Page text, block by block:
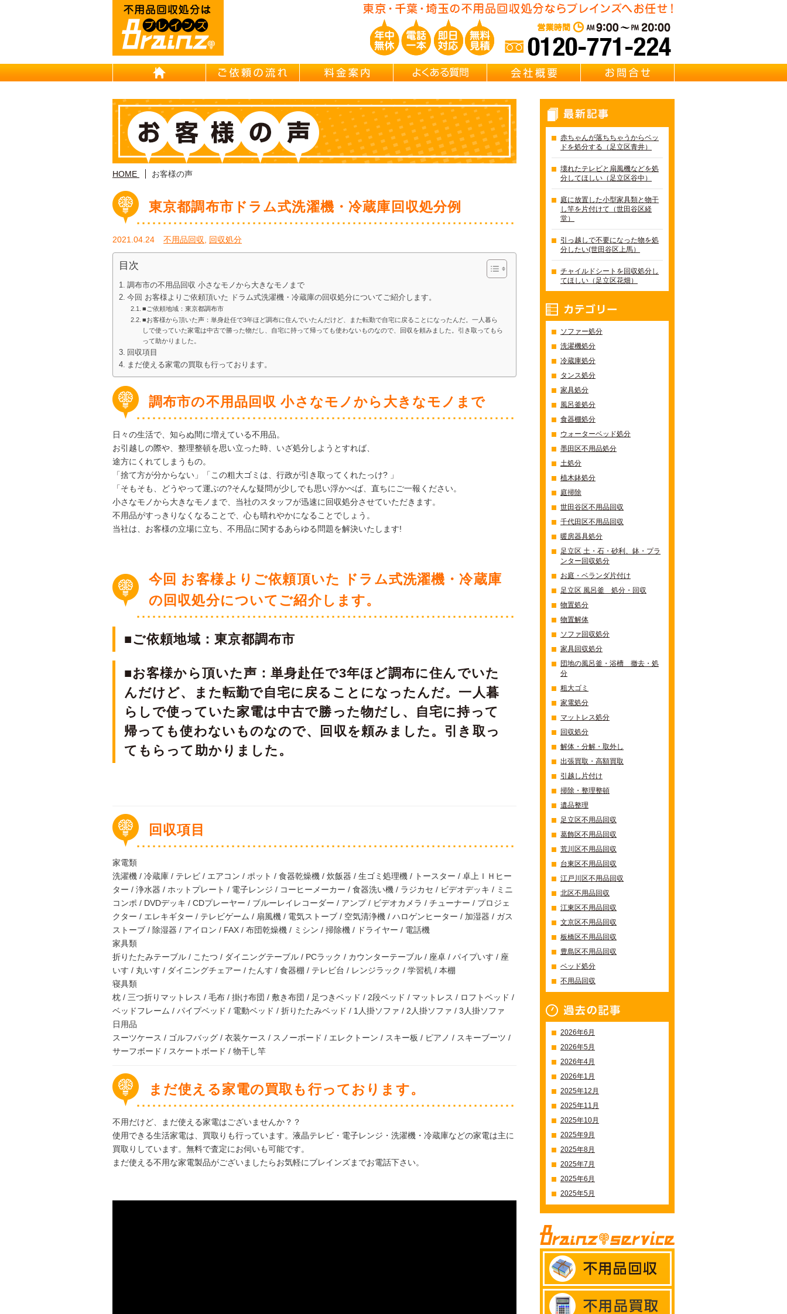
HOME ご依頼の流れ 料金案内 よくある質問 会社概要
HOME お客様の声
東京都調布市ドラム式洗濯機・冷蔵庫回収処分例
2021.04.24 不用品回収 回収処分
目次
調布市の不用品回収 小さなモノから大きなモノまで
今回 お客様よりご依頼頂いた ドラム式洗濯機・冷蔵庫の回収処分についてご紹介します。
■ご依頼地域：東京都調布市
■お客様から頂いた声：単身赴任で3年ほど調布に住んでいたんだけど、また転勤で自宅に戻ることになったんだ。一人暮ら
しで使っていた家電は中古で勝った物だし、自宅に持って帰っても使わないものなので、回収を頼みました。引き取ってもら
って助かりました。
回収項目
まだ使える家電の買取も行っております。
調布市の不用品回収 小さなモノから大きなモノまで
日々の生活で、知らぬ間に増えている不用品。
お引越しの際や、整理整頓を思い立った時、いざ処分しようとすれば、
途方にくれてしまうもの。
「捨て方が分からない」「この粗大ゴミは、行政が引き取ってくれたっけ? 」
「そもそも、どうやって運ぶの?そんな疑問が少しでも思い浮かべば、直ちにご一報ください。
小さなモノから大きなモノまで、当社のスタッフが迅速に回収処分させていただきます。
不用品がすっきりなくなることで、心も晴れやかになることでしょう。
当社は、お客様の立場に立ち、不用品に関するあらゆる問題を解決いたします!
今回 お客様よりご依頼頂いた ドラム式洗濯機・冷蔵庫
の回収処分についてご紹介します。
■ご依頼地域：東京都調布市
■お客様から頂いた声：単身赴任で3年ほど調布に住んでいた
んだけど、また転勤で自宅に戻ることになったんだ。一人暮
らしで使っていた家電は中古で勝った物だし、自宅に持って
帰っても使わないものなので、回収を頼みました。引き取っ
てもらって助かりました。
回収項目
家電類
洗濯機 / 冷蔵庫 / テレビ / エアコン / ポット / 食器乾燥機 / 炊飯器 / 生ゴミ処理機 / トースター / 卓上ＩＨヒー
ター / 浄水器 / ホットプレート / 電子レンジ / コーヒーメーカー / 食器洗い機 / ラジカセ / ビデオデッキ / ミニ
コンポ / DVDデッキ / CDプレーヤー / ブルーレイレコーダー / アンプ / ビデオカメラ / チューナー / プロジェ
クター / エレキギター / テレビゲーム / 扇風機 / 電気ストーブ / 空気清浄機 / ハロゲンヒーター / 加湿器 / ガス
ストーブ / 除湿器 / アイロン / FAX / 布団乾燥機 / ミシン / 掃除機 / ドライヤー / 電話機
家具類
折りたたみテーブル / こたつ / ダイニングテーブル / PCラック / カウンターテーブル / 座卓 / パイプいす / 座
いす / 丸いす / ダイニングチェアー / たんす / 食器棚 / テレビ台 / レンジラック / 学習机 / 本棚
寝具類
枕 / 三つ折りマットレス / 毛布 / 掛け布団 / 敷き布団 / 足つきベッド / 2段ベッド / マットレス / ロフトベッド /
ベッドフレーム / パイプベッド / 電動ベッド / 折りたたみベッド / 1人掛ソファ / 2人掛ソファ / 3人掛ソファ
日用品
スーツケース / ゴルフバッグ / 衣装ケース / スノーボード / エレクトーン / スキー板 / ピアノ / スキーブーツ /
サーフボード / スケートボード / 物干し竿
まだ使える家電の買取も行っております。
不用だけど、まだ使える家電はございませんか？？
使用できる生活家電は、買取りも行っています。液晶テレビ・電子レンジ・洗濯機・冷蔵庫などの家電は主に
買取りしています。無料で査定にお伺いも可能です。
まだ使える不用な家電製品がございましたらお気軽にブレインズまでお電話下さい。
赤ちゃんが落ちちゃうからベッ
ドを処分する（足立区青井）
壊れたテレビと扇風機などを処
分してほしい（足立区谷中）
庭に放置した小型家具類と物干
し竿を片付けて（世田谷区経
堂）
引っ越しで不要になった物を処
分したい(世田谷区上馬）
チャイルドシートを回収処分し
てほしい（足立区花畑）
ソファー処分
洗濯機処分
冷蔵庫処分
タンス処分
家具処分
風呂釜処分
食器棚処分
ウォーターベッド処分
墨田区不用品処分
土処分
植木鉢処分
庭掃除
世田谷区不用品回収
千代田区不用品回収
暖房器具処分
足立区 土・石・砂利、鉢・プラ
ンター回収処分
お庭・ベランダ片付け
足立区 風呂釜 処分・回収
物置処分
物置解体
ソファ回収処分
家具回収処分
団地の風呂釜・浴槽 撤去・処
分
粗大ゴミ
家電処分
マットレス処分
回収処分
解体・分解・取外し
出張買取・高額買取
引越し片付け
掃除・整理整頓
遺品整理
足立区不用品回収
葛飾区不用品回収
荒川区不用品回収
台東区不用品回収
江戸川区不用品回収
北区不用品回収
江東区不用品回収
文京区不用品回収
板橋区不用品回収
豊島区不用品回収
ベッド処分
不用品回収
2026年6月
2026年5月
2026年4月
2026年1月
2025年12月
2025年11月
2025年10月
2025年9月
2025年8月
2025年7月
2025年6月
2025年5月